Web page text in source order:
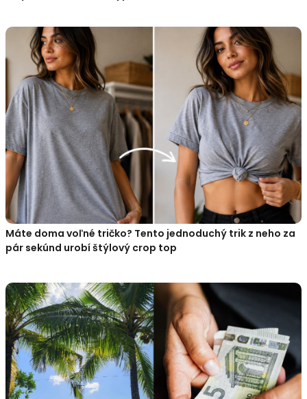
Máte doma voľné tričko? Tento jednoduchý trik z neho za
pár sekúnd urobí štýlový crop top